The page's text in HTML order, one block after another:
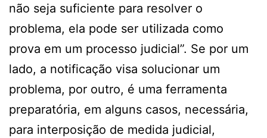
não seja suficiente para resolver o
problema, ela pode ser utilizada como
prova em um processo judicial”. Se por um
lado, a notificação visa solucionar um
problema, por outro, é uma ferramenta
preparatória, em alguns casos, necessária,
para interposição de medida judicial,